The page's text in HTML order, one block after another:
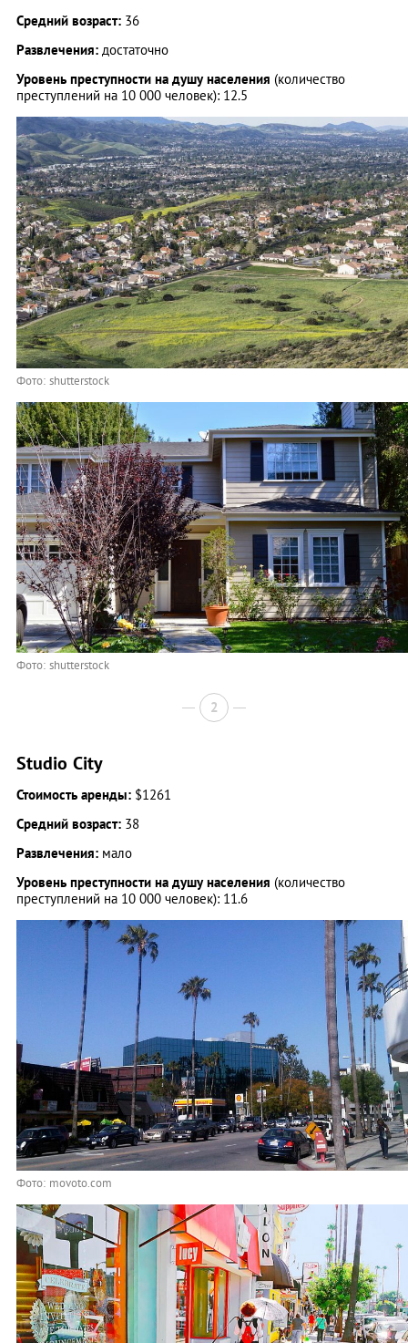
Средний возраст: 36
Развлечения: достаточно
Уровень преступности на душу населения (количество
преступлений на 10 000 человек): 12.5
Фото: shutterstock
Фото: shutterstock
2
Studio City
Стоимость аренды: $1261
Средний возраст: 38
Развлечения: мало
Уровень преступности на душу населения (количество
преступлений на 10 000 человек): 11.6
Фото: movoto.com